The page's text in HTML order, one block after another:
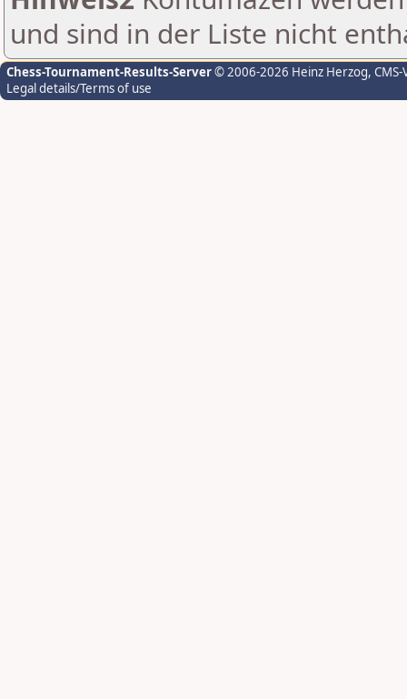
und sind in der Liste nicht
Chess-Tournament-Results-Server© 2006-2026 Heinz Herzog,
Legal details/Terms of use